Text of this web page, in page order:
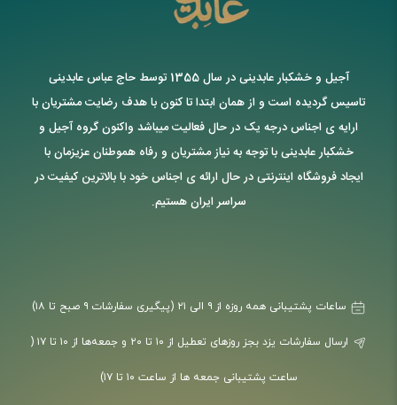
آجیل و خشکبار عابدینی در سال 1355 توسط حاج عباس عابدینی
تاسیس گردیده است و از همان ابتدا تا کنون با هدف رضایت مشتریان با
ارایه ی اجناس درجه یک در حال فعالیت میباشد واکنون گروه آجیل و
خشکبار عابدینی با توجه به نیاز مشتریان و رفاه هموطنان عزیزمان با
ایجاد فروشگاه اینترنتی در حال ارائه ی اجناس خود با بالاترین کیفیت در
سراسر ایران هستیم.
ارسال سفارشات یزد بجز روزهای تعطیل از ۱۰ تا ۲۰ و جمعه‌ها از ۱۰ تا ۱۷ (
ساعت پشتیبانی جمعه ها از ساعت ۱۰ تا ۱۷)